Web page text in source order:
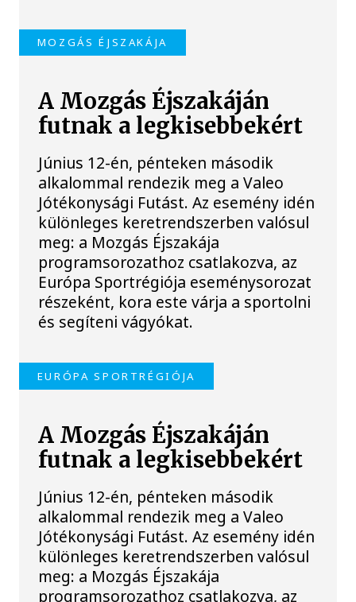
MOZGÁS ÉJSZAKÁJA
A Mozgás Éjszakáján
futnak a legkisebbekért
Június 12-én, pénteken második
alkalommal rendezik meg a Valeo
Jótékonysági Futást. Az esemény idén
különleges keretrendszerben valósul
meg: a Mozgás Éjszakája
programsorozathoz csatlakozva, az
Európa Sportrégiója eseménysorozat
részeként, kora este várja a sportolni
és segíteni vágyókat.
EURÓPA SPORTRÉGIÓJA
A Mozgás Éjszakáján
futnak a legkisebbekért
Június 12-én, pénteken második
alkalommal rendezik meg a Valeo
Jótékonysági Futást. Az esemény idén
különleges keretrendszerben valósul
meg: a Mozgás Éjszakája
programsorozathoz csatlakozva, az